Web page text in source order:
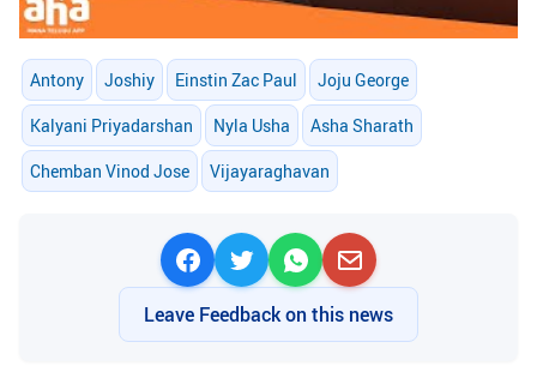
Antony Joshiy Einstin Zac Paul Joju George
Kalyani Priyadarshan Nyla Usha Asha Sharath
Chemban Vinod Jose Vijayaraghavan
Leave Feedback on this news